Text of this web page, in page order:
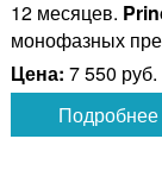
12 месяцев.
монофазных
Цена: 7 550 руб.
Подробнее